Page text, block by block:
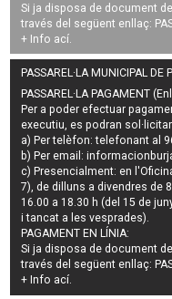
Si ja disposa de document
través del següent enllaç:
+ Info ací.
PASSAREL·LA MUNICIPAL DE
PASSAREL·LA PAGAMENT
Per a poder efectuar
executiu, es podran
a) Per telèfon: telefonant al
b) Per email:
c) Presencialment: en
7), de dilluns a divendres de
16.00 a 18.30 h (del 15 de
i tancat a les vesprades).
PAGAMENT EN LÍNIA:
Si ja disposa de document
través del següent enllaç:
+ Info ací.